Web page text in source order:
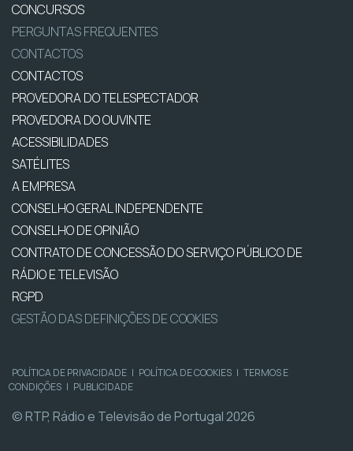
CONCURSOS
PERGUNTAS FREQUENTES
CONTACTOS
CONTACTOS
PROVEDORA DO TELESPECTADOR
PROVEDORA DO OUVINTE
ACESSIBILIDADES
SATÉLITES
A EMPRESA
CONSELHO GERAL INDEPENDENTE
CONSELHO DE OPINIÃO
CONTRATO DE CONCESSÃO DO SERVIÇO PÚBLICO DE
RÁDIO E TELEVISÃO
RGPD
GESTÃO DAS DEFINIÇÕES DE COOKIES
POLÍTICA DE PRIVACIDADE | POLÍTICA DE COOKIES | TERMOS E
CONDIÇÕES | PUBLICIDADE
© RTP, Rádio e Televisão de Portugal 2026